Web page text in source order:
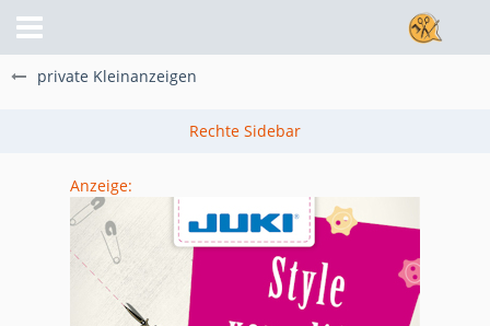
private Kleinanzeigen
Anzeige: